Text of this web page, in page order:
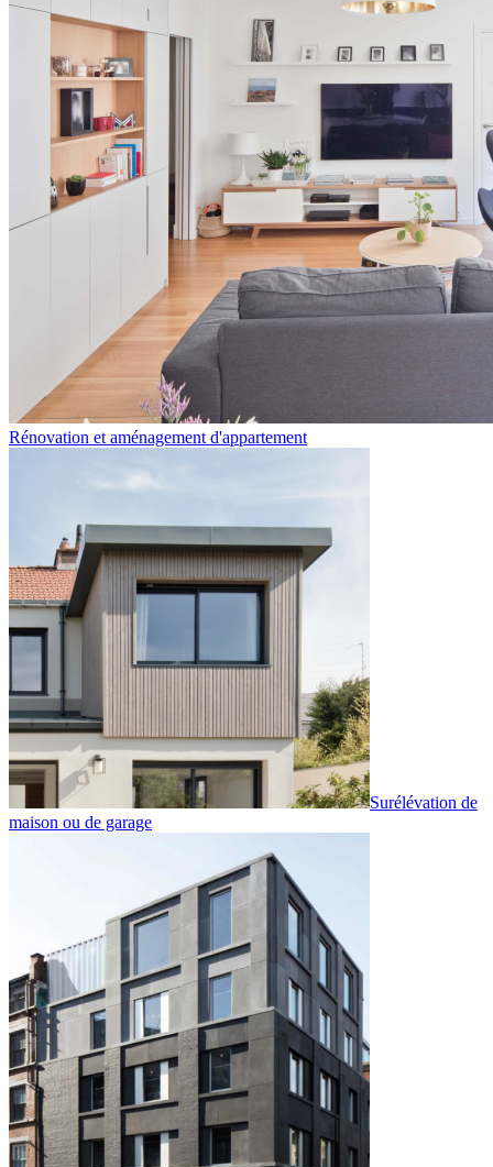
Rénovation et aménagement d'appartement
Surélévation de
maison ou de garage